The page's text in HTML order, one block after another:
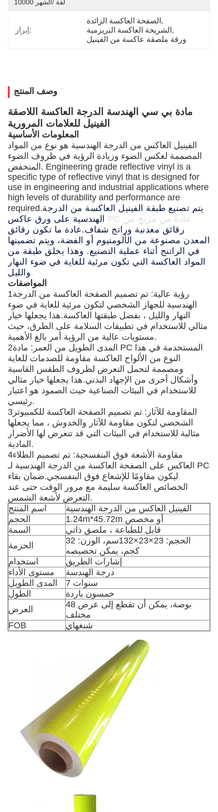
10000 لفة /الشهر
إبراز:
الصفحة العاكسة الزائدة ,
الشريحة العاكسة البريزمية ,
ورقة ملصقة عاكسة من الفينيل
وصف المنتج
مادة بي سي الهندسة الدرجة العاكسة اللاصقة
الفينيل للعلامات المرورية
المعلومات الأساسية
الفينيل العاكس من الدرجة الهندسية هو نوع من المواد
المصممة لعكس الضوء وزيادة الرؤية في ظروف الضوء
المنخفض. Engineering grade reflective vinyl is a
specific type of reflective vinyl that is designed for
use in engineering and industrial applications where
high levels of durability and performance are
required.يتم تصنيع طبقة الفينيل العاكسة من الدرجة
الهندسية على ورق عاكس PC عادةً من مزيج من
رقائق معدنية وراتج شفاف.عادة ما تكون رقائق
المعدن مصنوعة من الألومنيوم أو الفضة، ويتم تضمينها
في الراتنج أثناء عملية التصنيع. وهذا يخلق طبقة من
المواد العاكسة التي تكون مرئية للغاية في ضوء النهار
والليل.
المواصفات
1رؤية عالية: تم تصميم الصفحة العاكسة من الدرجة
الهندسية للجهاز الشخصي لتكون مرئية للغاية في ضوء
النهار والليل ، بفضل طبقتها العاكسة.هذا يجعلها خيار
مثالي للاستخدام في تطبيقات السلامة على الطرق، حيث
مستويات عالية من الرؤية أمر بالغ الأهمية.
2المدى الطويل من العمر: مادة PC المستخدمة في هذا
النوع من الألواح العاكسة مقاومة للصدمات للغاية
ومصممة لتحمل التعرض لظروف الطقس القاسية
وأشكال أخرى من الإجهاد البدني.هذا يجعلها خيار مثالي
للاستخدام في البيئات الصناعية حيث الصمود هو اعتبار
رئيسي.
3المقاومة للآثار: تم تصميم الصفحة العاكسة للكمبيوتر
الشخصي لتكون مقاومة للآثار والخدوش ، مما يجعلها
مثالية للاستخدام في البيئات التي قد تتعرض لها الأضرار
المادية.
4مقاومة الأشعة فوق البنفسجية: تم تصميم الطلاء
العاكس على الصفحة العاكسة من الدرجة الهندسية لـ PC
ليكون مقاومًا للإشعاع فوق البنفسجي.ضمان بقاء
الخصائص العاكسة سليمة مع مرور الوقت حتى عند
التعرض لأشعة الشمس.
اسم المنتج
الفينيل العاكس من الدرجة الهندسية
الحجم
1.24m*45.72m أو مخصص
السمة
قابل للطباعة ، ملصق ذاتي
الحزمة
الحجم: 23×23×132سم، الوزن: 32
كجم، يمكن تخصيصه
استخدام
إشارات الطريق
مستوى الأداء
درجة الهندسة
المدى الطويل
7 سنوات
الطول
خمسون ياردة
العرض
48 بوصة، يمكن أن تقطع إلى عرض
مختلف
FOB
شنغهاي